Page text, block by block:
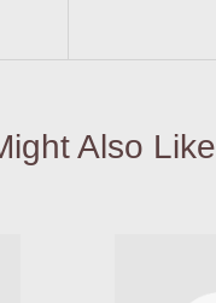
Also Like